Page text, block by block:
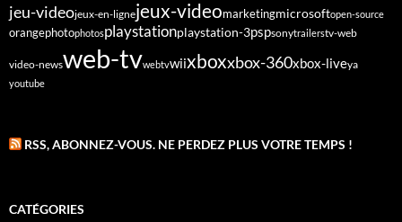
jeu-videojeux-en-lignejeux-videomarketingmicrosoftopen-source
orangephotophotosplaystationplaystation-3pspsonytrailerstv-web
video-newsweb-tvwebtvwiixboxxbox-360xbox-liveya
youtube
RSS, ABONNEZ-VOUS. NE PERDEZ PLUS VOTRE TEMPS !
CATÉGORIES